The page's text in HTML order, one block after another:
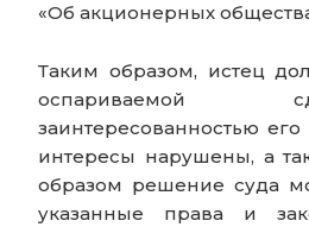
«Об акционерных
Таким образом, истец
оспариваемой
заинтересованностью
интересы нарушены, а
образом решение суда
указанные права и